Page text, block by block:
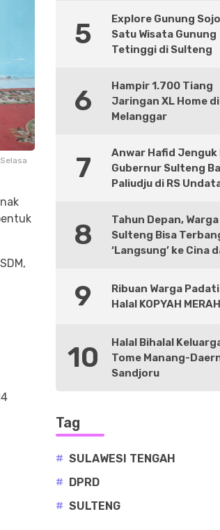
5
Explore Gunung
Satu Wisata Gunung
Tetinggi di Sulteng
6
Hampir 1.700 Tiang
Jaringan XL Home
Melanggar
7
Anwar Hafid Jenguk
Gubernur Sulteng
Paliudju di RS
8
Tahun Depan, Warga
Sulteng Bisa
‘Langsung’ ke Cina
9
Ribuan Warga Padati Halal bi
Halal KOPYAH MERAH
10
Halal Bihalal
Tome Manang-
Sandjoru
Tag
# SULAWESI TENGAH
# DPRD
# SULTENG